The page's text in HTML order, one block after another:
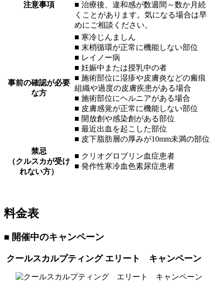
注意事項
■ 治療後、違和感が数週間～数か月続
くことがあります。気になる場合は早
めにご相談ください。
事前の確認が必要
な方
■ 寒冷じんましん
■ 末梢循環が正常に機能しない部位
■ レイノー病
■ 妊娠中または授乳中の者
■ 施術部位に湿疹や皮膚炎などの瘢痕
組織や過度の皮膚疾患がある場合
■ 施術部位にヘルニアがある場合
■ 皮膚感覚が正常に機能しない部位
■ 開放創や感染創がある部位
■ 最近出血を起こした部位
■ 皮下脂肪層の厚みが10mm未満の部位
禁忌
（クルスカが受け
れない方）
■ クリオグロブリン血症患者
■ 発作性寒冷血色素尿症患者
料金表
■ 開催中のキャンペーン
クールスカルプティング エリート キャンペーン